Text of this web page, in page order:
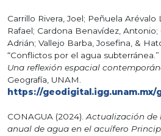
Carrillo Rivera, Joel; Peñuela Arévalo
Rafael; Cardona Benavídez,
Adrián; Vallejo Barba, Josefina, &
“Conflictos por el agua subterránea.”
Una reflexión espacial
Geografía, UNAM.
https://geodigital.igg.unam.mx/
CONAGUA (2024). Actualización de
anual de agua en el acuífero